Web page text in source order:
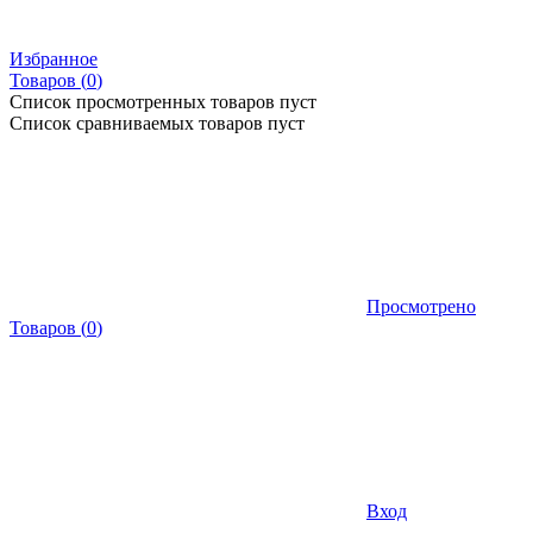
Избранное
Товаров (0)
Список просмотренных товаров пуст
Список сравниваемых товаров пуст
Просмотрено
Товаров (0)
Вход